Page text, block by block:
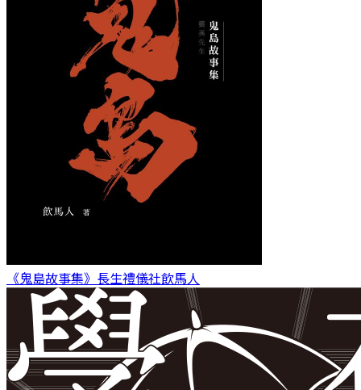
《鬼島故事集》長生禮儀社飲馬人